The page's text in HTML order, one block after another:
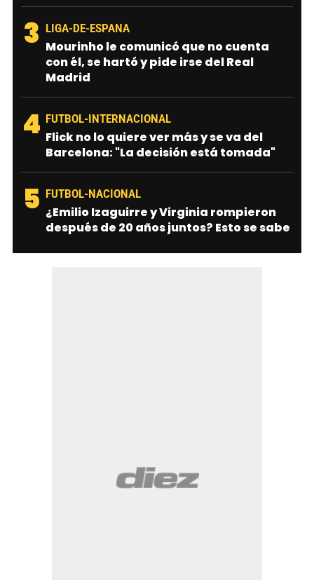
3 LIGA-DE-ESPANA
Mourinho le comunicó que no cuenta
con él, se hartó y pide irse del Real
Madrid
4 FUTBOL-INTERNACIONAL
Flick no lo quiere ver más y se va del
Barcelona: "La decisión está tomada"
5 FUTBOL-NACIONAL
¿Emilio Izaguirre y Virginia rompieron
después de 20 años juntos? Esto se sabe